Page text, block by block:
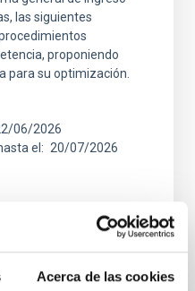
Acerca de las cookies
las siguientes
proponiendo
para su optimización.
06/2026
el
20/07/2026